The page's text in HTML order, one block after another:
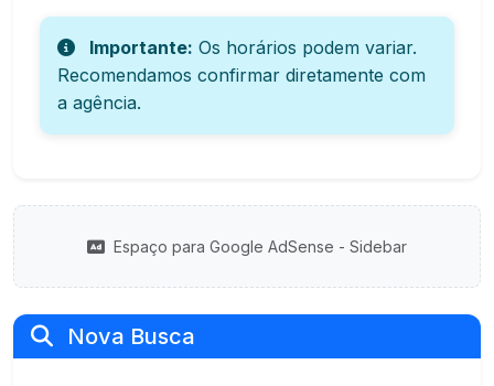
Importante: Os horários podem variar.
Recomendamos confirmar diretamente com
a agência.
Espaço para Google AdSense - Sidebar
Nova Busca